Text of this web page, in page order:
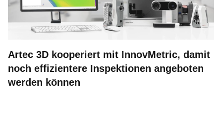
Artec 3D kooperiert mit InnovMetric, damit
noch effizientere Inspektionen angeboten
werden können